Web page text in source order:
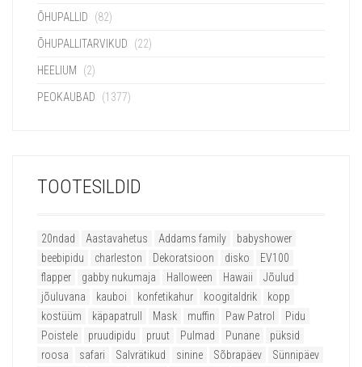
ÕHUPALLID (82)
ÕHUPALLITARVIKUD (22)
HEELIUM (2)
PEOKAUBAD (1377)
TOOTESILDID
20ndad Aastavahetus Addams family
babyshower
beebipidu
charleston Dekoratsioon disko
EV100
flapper
gabby nukumaja Halloween Hawaii
Jõulud
jõuluvana
kauboi konfetikahur koogitaldrik
kopp
kostüüm
käpapatrull Mask muffin Paw Patrol
Pidu
Poistele
pruudipidu pruut Pulmad Punane
püksid
roosa
safari Salvrätikud sinine Sõbrapäev
Sünnipäev